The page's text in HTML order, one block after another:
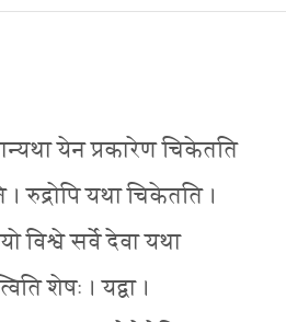
येन प्रकारेण चिकेतति
। रुद्रोपि यथा चिकेतति ।
विश्वे सर्वे देवा यथा
शेषः । यद्वा ।